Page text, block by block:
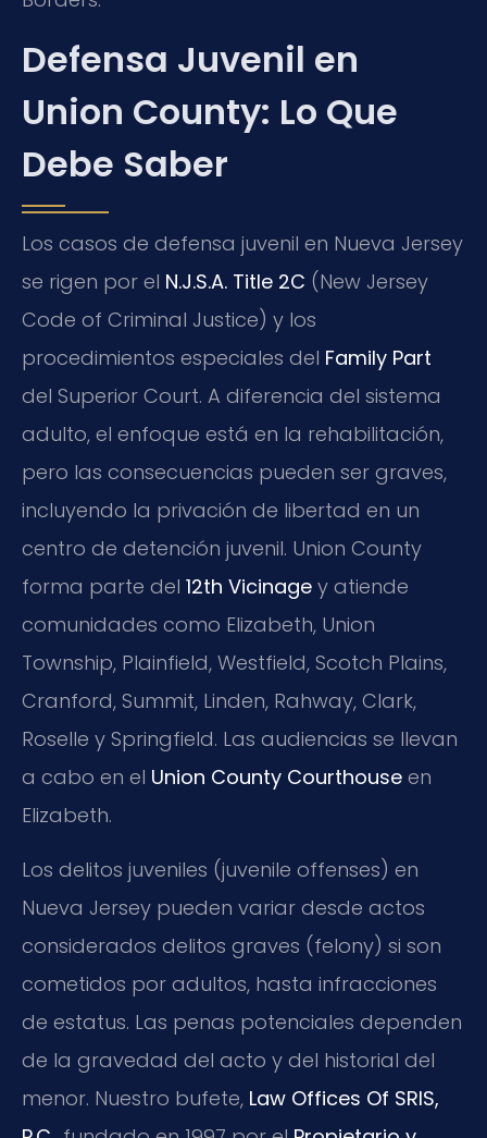
Defensa Juvenil en
Union County: Lo Que
Debe Saber
Los casos de defensa juvenil en Nueva Jersey
se rigen por el N.J.S.A. Title 2C (New Jersey
Code of Criminal Justice) y los
procedimientos especiales del Family Part
del Superior Court. A diferencia del sistema
adulto, el enfoque está en la rehabilitación,
pero las consecuencias pueden ser graves,
incluyendo la privación de libertad en un
centro de detención juvenil. Union County
forma parte del 12th Vicinage y atiende
comunidades como Elizabeth, Union
Township, Plainfield, Westfield, Scotch Plains,
Cranford, Summit, Linden, Rahway, Clark,
Roselle y Springfield. Las audiencias se llevan
a cabo en el Union County Courthouse en
Elizabeth.
Los delitos juveniles (juvenile offenses) en
Nueva Jersey pueden variar desde actos
considerados delitos graves (felony) si son
cometidos por adultos, hasta infracciones
de estatus. Las penas potenciales dependen
de la gravedad del acto y del historial del
menor. Nuestro bufete, Law Offices Of SRIS,